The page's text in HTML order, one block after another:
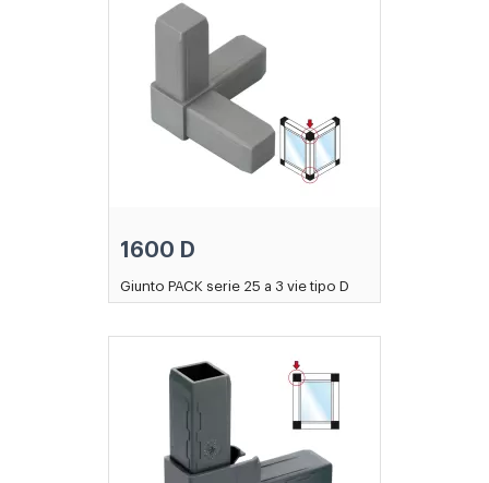
1600 D
Giunto PACK serie 25 a 3 vie tipo D